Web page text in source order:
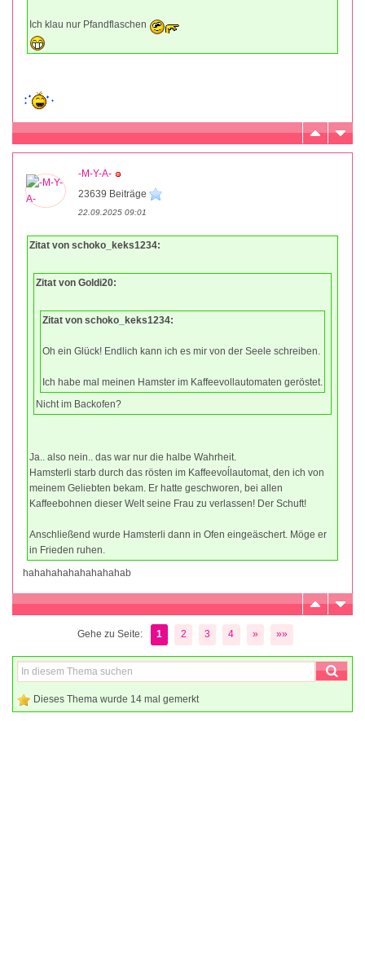
Ich klau nur Pfandflaschen
-M-Y-A-
23639 Beiträge
22.09.2025 09:01
Zitat von schoko_keks1234:
Zitat von Goldi20:
Zitat von schoko_keks1234:
Oh ein Glück! Endlich kann ich es mir von der Seele schreiben.
Ich habe mal meinen Hamster im Kaffeevollautomaten geröstet.
Nicht im Backofen?
Ja.. also nein.. das war nur die halbe Wahrheit.
Hamsterli starb durch das rösten im Kaffeevoĺlautomat, den ich von
meinem Geliebten bekam. Er hatte geschworen, bei allen
Kaffeebohnen dieser Welt seine Frau zu verlassen! Der Schuft!
Anschließend wurde Hamsterli dann in Ofen eingeäschert. Möge er
in Frieden ruhen.
hahahahahahahahahab
Gehe zu Seite: 1 2 3 4 » »»
Dieses Thema wurde 14 mal gemerkt